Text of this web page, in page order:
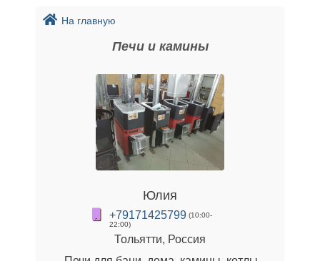
На главную
Печи и камины
Юлия
+79171425799 (10:00-
22:00)
Тольятти, Россия